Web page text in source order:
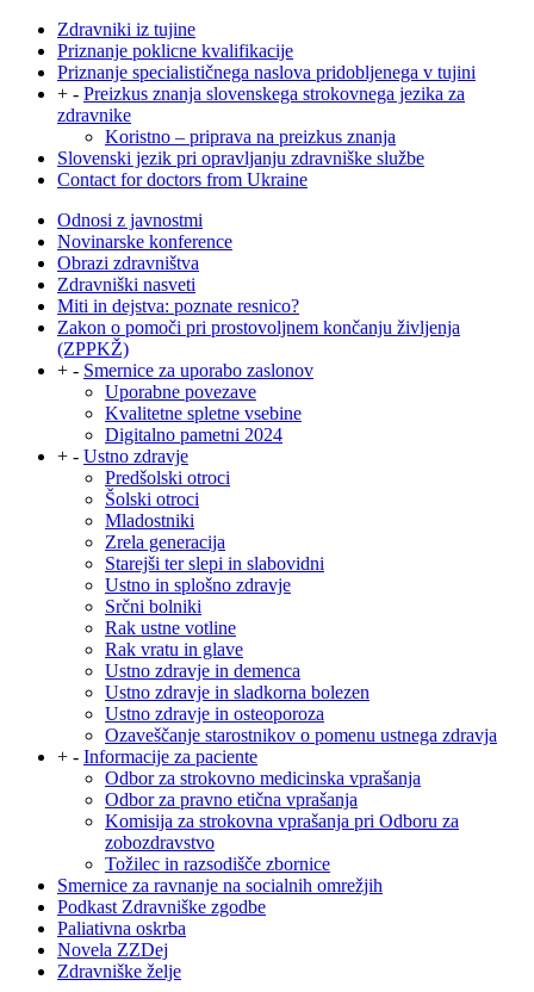
Zdravniki iz tujine
Priznanje poklicne kvalifikacije
Priznanje specialističnega naslova pridobljenega v tujini
+ - Preizkus znanja slovenskega strokovnega jezika za
zdravnike
Koristno – priprava na preizkus znanja
Slovenski jezik pri opravljanju zdravniške službe
Contact for doctors from Ukraine
Odnosi z javnostmi
Novinarske konference
Obrazi zdravništva
Zdravniški nasveti
Miti in dejstva: poznate resnico?
Zakon o pomoči pri prostovoljnem končanju življenja
(ZPPKŽ)
+ - Smernice za uporabo zaslonov
Uporabne povezave
Kvalitetne spletne vsebine
Digitalno pametni 2024
+ - Ustno zdravje
Predšolski otroci
Šolski otroci
Mladostniki
Zrela generacija
Starejši ter slepi in slabovidni
Ustno in splošno zdravje
Srčni bolniki
Rak ustne votline
Rak vratu in glave
Ustno zdravje in demenca
Ustno zdravje in sladkorna bolezen
Ustno zdravje in osteoporoza
Ozaveščanje starostnikov o pomenu ustnega zdravja
+ - Informacije za paciente
Odbor za strokovno medicinska vprašanja
Odbor za pravno etična vprašanja
Komisija za strokovna vprašanja pri Odboru za
zobozdravstvo
Tožilec in razsodišče zbornice
Smernice za ravnanje na socialnih omrežjih
Podkast Zdravniške zgodbe
Paliativna oskrba
Novela ZZDej
Zdravniške želje